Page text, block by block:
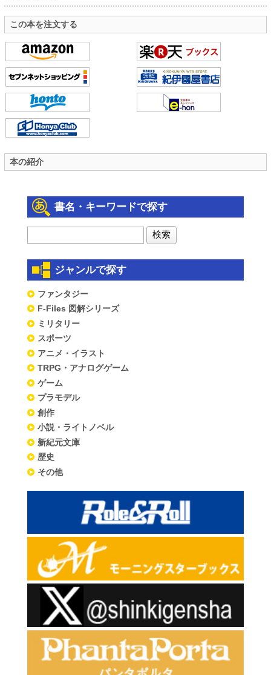
この本を注文する
本の紹介
書名・キーワードで探す
ジャンルで探す
ファンタジー
F-Files 図解シリーズ
ミリタリー
スポーツ
アニメ・イラスト
TRPG・アナログゲーム
ゲーム
プラモデル
創作
小説・ライトノベル
新紀元文庫
歴史
その他